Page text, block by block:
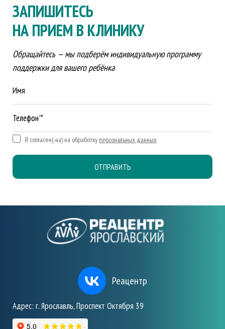
ЗАПИШИТЕСЬ
НА ПРИЕМ В КЛИНИКУ
Обращайтесь — мы подберём индивидуальную программу
поддержки для вашего ребёнка
Имя
Телефон *
ОТПРАВИТЬ
Я согласен(-на) на обработку персональных данных
Реацентр
Адрес: г. Ярославль, Проспект Октября 39